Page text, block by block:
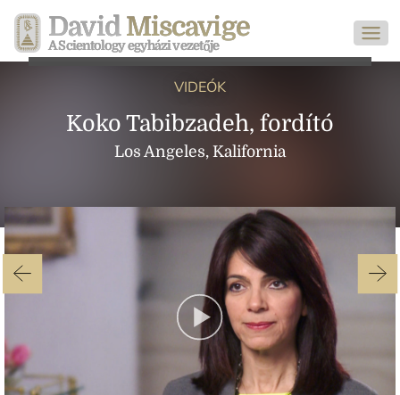
David Miscavige
A Scientology egyházi vezetője
VIDEÓK
Koko Tabibzadeh, fordító
Los Angeles, Kalifornia
Play
Video